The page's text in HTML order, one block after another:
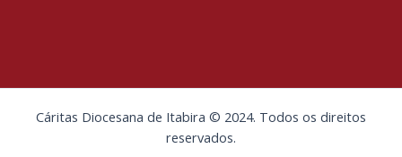
Cáritas Diocesana de Itabira © 2024. Todos os direitos
reservados.